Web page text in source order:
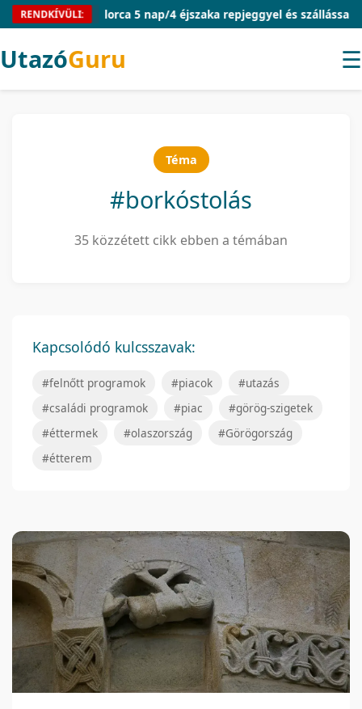
RENDKÍVÜLI:
Mallorca 5 nap/4 éjszaka repjeggyel és szállással 54.910
UtazóGuru ☰
Téma
#borkóstolás
35 közzétett cikk ebben a témában
Kapcsolódó kulcsszavak:
#felnőtt programok #piacok
#utazás
#családi programok
#piac
#görög-szigetek
#éttermek
#olaszország
#Görögország
#étterem